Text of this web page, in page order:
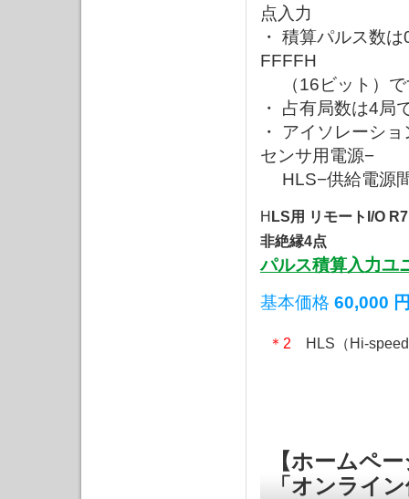
点入力
・ 積算パルス数
FFFFH
（16ビット）で
・ 占有局数は4局
・ アイソレーシ
センサ用電源−
HLS−供給電源
H LS用 リモートI/O
非絶縁4点
パルス積算入力ユ
基本価格 60,000
＊2 HLS（Hi-speed
【ホームペ
「オンライ